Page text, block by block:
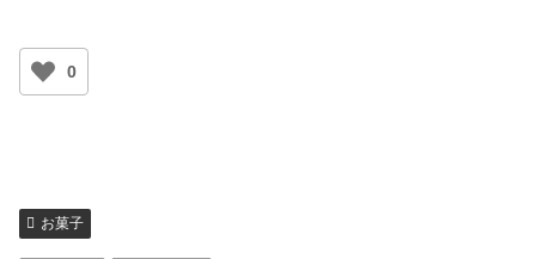
0
お菓子